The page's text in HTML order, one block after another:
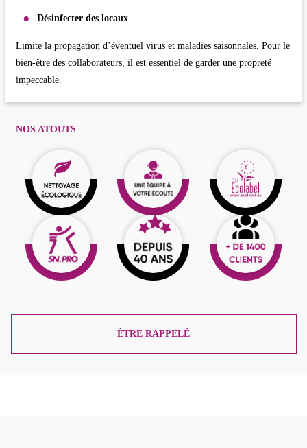
Désinfecter des locaux
Limite la propagation d’éventuel virus et maladies saisonnales. Pour le
bien-être des collaborateurs, il est essentiel de garder une propreté
impeccable.
NOS ATOUTS
ÊTRE RAPPELÉ